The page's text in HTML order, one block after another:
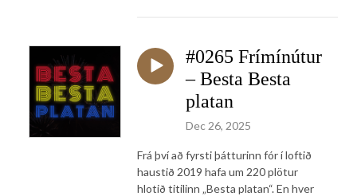
#0265 Frímínútur
– Besta Besta
platan
Dec 26, 2025
Frá því að fyrsti þátturinn fór í loftið
haustið 2019 hafa um 220 plötur
hlotið titilinn „Besta platan“. En hver